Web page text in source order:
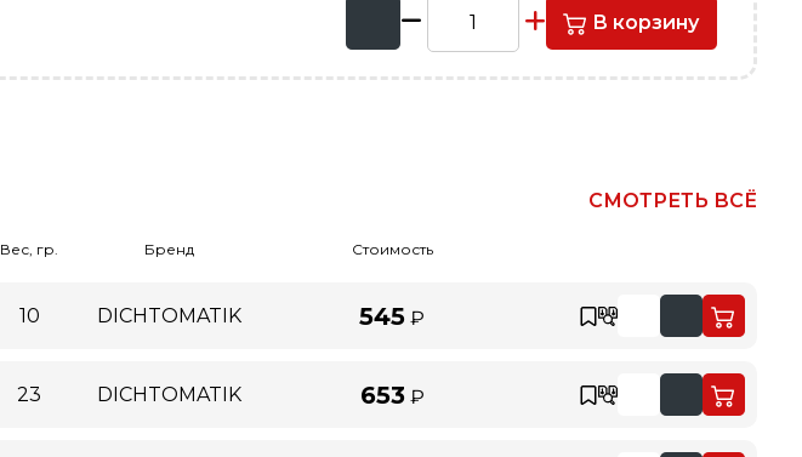
В корзину
СМОТРЕТЬ ВСЁ
Вес, гр. Бренд Стоимость
10 DICHTOMATIK 545 ₽
23 DICHTOMATIK 653₽